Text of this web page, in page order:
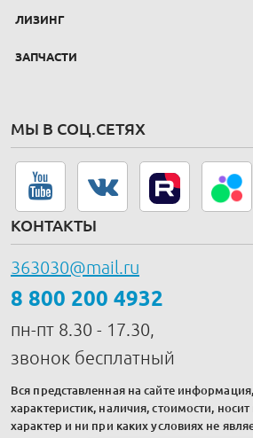
ЛИЗИНГ
ЗАПЧАСТИ
МЫ В СОЦ.СЕТЯХ
КОНТАКТЫ
363030@mail.ru
8 800 200 4932
пн-пт 8.30 - 17.30,
звонок бесплатный
Вся представленная на сайте
характеристик, наличия, стоимости,
характер и ни при каких условиях не